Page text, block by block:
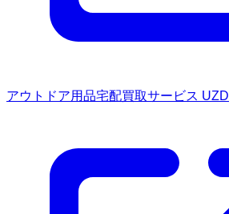
アウトドア用品宅配買取サービス UZD